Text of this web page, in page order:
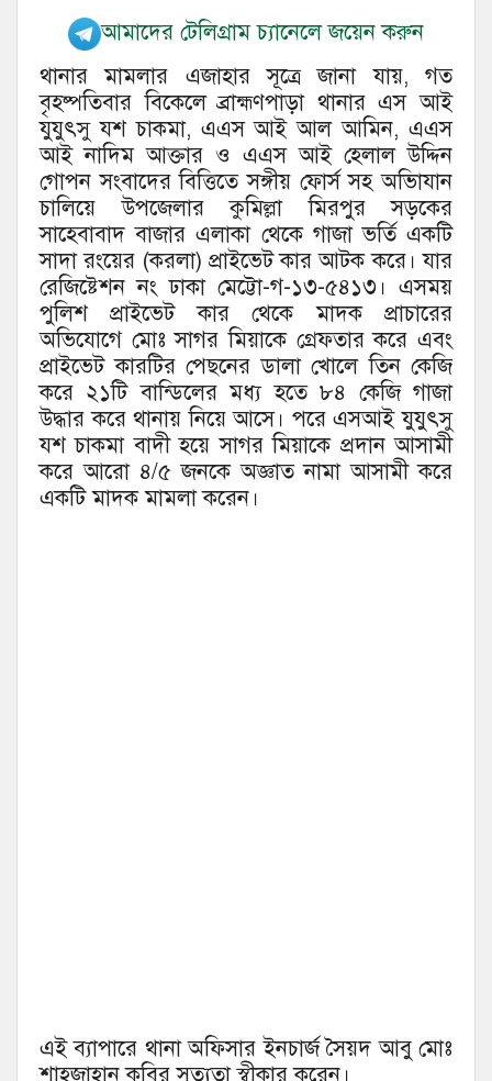
আমাদের টেলিগ্রাম চ্যানেলে জয়েন করুন
থানার মামলার এজাহার সূত্রে জানা যায়, গত
বৃহষ্পতিবার বিকেলে ব্রাহ্মণপাড়া থানার এস আই
যুযুৎসু যশ চাকমা, এএস আই আল আমিন, এএস
আই নাদিম আক্তার ও এএস আই হেলাল উদ্দিন
গোপন সংবাদের বিত্তিতে সঙ্গীয় ফোর্স সহ অভিাযান
চালিয়ে উপজেলার কুমিল্লা মিরপুর সড়কের
সাহেবাবাদ বাজার এলাকা থেকে গাজা ভর্তি একটি
সাদা রংয়ের (করলা) প্রাইভেট কার আটক করে। যার
রেজিষ্টেশন নং ঢাকা মেট্টো-গ-১৩-৫৪১৩। এসময়
পুলিশ প্রাইভেট কার থেকে মাদক প্রাচারের
অভিযোগে মোঃ সাগর মিয়াকে গ্রেফতার করে এবং
প্রাইভেট কারটির পেছনের ডালা খোলে তিন কেজি
করে ২১টি বান্ডিলের মধ্য হতে ৮৪ কেজি গাজা
উদ্ধার করে থানায় নিয়ে আসে। পরে এসআই যুযুৎসু
যশ চাকমা বাদী হয়ে সাগর মিয়াকে প্রদান আসামী
করে আরো ৪/৫ জনকে অজ্ঞাত নামা আসামী করে
একটি মাদক মামলা করেন।
এই ব্যাপারে থানা অফিসার ইনচার্জ সৈয়দ আবু মোঃ
শাহজাহান কবির সত্যতা স্বীকার করেন।